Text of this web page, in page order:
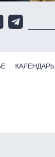
КАЛЕНДАРЬ